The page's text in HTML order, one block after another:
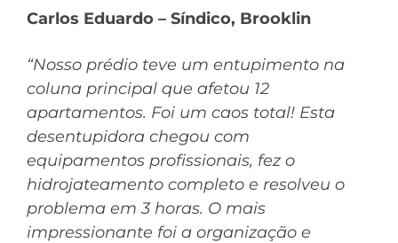
Carlos Eduardo – Síndico, Brooklin
“Nosso prédio teve um entupimento na
coluna principal que afetou 12
apartamentos. Foi um caos total! Esta
desentupidora chegou com
equipamentos profissionais, fez o
hidrojateamento completo e resolveu o
problema em 3 horas. O mais
impressionante foi a organização e